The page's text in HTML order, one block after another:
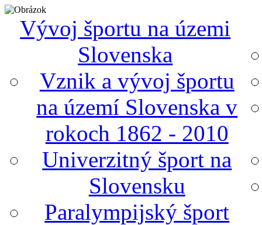
Vývoj športu na územi
Slovenska
Vznik a vývoj športu
na území Slovenska v
rokoch 1862 - 2010
Univerzitný šport na
Slovensku
Paralympijský šport